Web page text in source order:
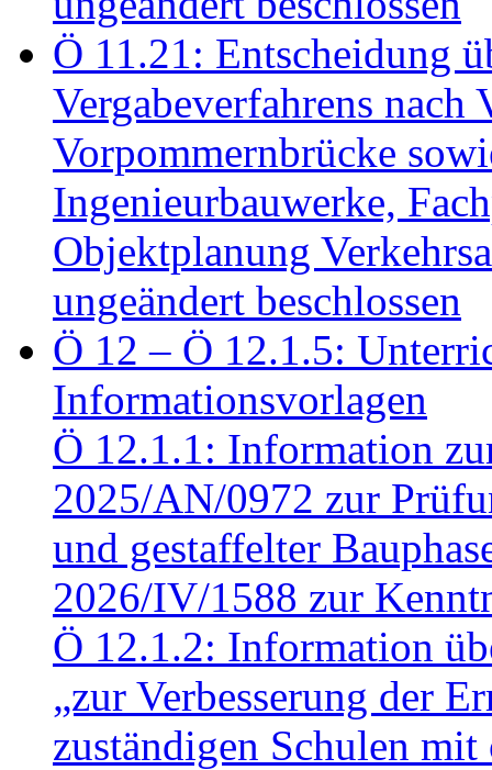
Ö 11.21: Entscheidung
Vergabeverfahrens
Vorpommernbrücke
Ingenieurbauwerke,
Objektplanung
ungeändert beschlossen
Ö 12 – Ö 12.1.5:
Informationsvorlagen
Ö 12.1.1: Information
2025/AN/0972 zur
und gestaffelter
2026/IV/1588 zur
Ö 12.1.2: Information
„zur Verbesserung der
zuständigen Schulen